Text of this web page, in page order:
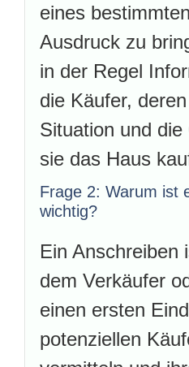
eines
Ausdruck zu
in der Regel
die Käufer,
Situation und
sie das Haus
Frage 2: Warum ist
wichtig?
Ein Anschreiben
dem Verkäufer
einen ersten
potenziellen